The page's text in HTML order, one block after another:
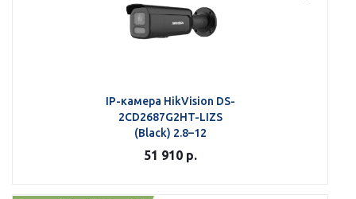
IP-камера HikVision DS-
2CD2687G2HT-LIZS
(Black) 2.8–12
51 910 р.